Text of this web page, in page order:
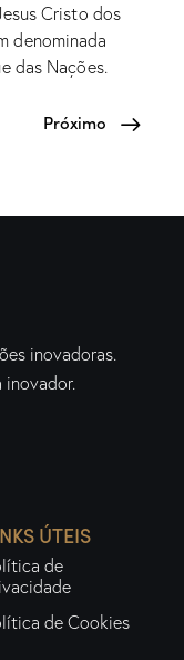
Cristo dos
denominada
das Nações.
Próximo
inovadoras.
inovador.
ÚTEIS
de
de Cookies